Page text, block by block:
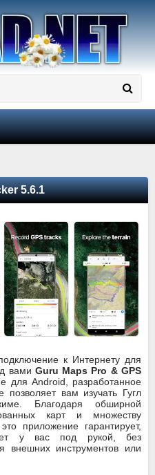
5.6.1
к Интернету для
вами Guru Maps Pro & GPS
для Android, разработанное
позволяет вам изучать Гугл
Благодаря обширной
карт и множеству
приложение гарантирует,
у вас под рукой, без
внешних инструментов или